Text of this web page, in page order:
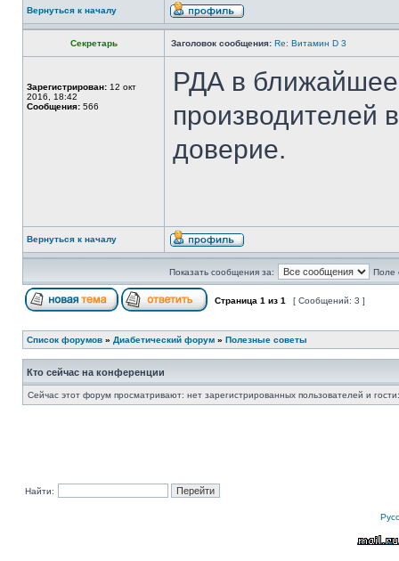
Вернуться к началу
Секретарь Заголовок сообщения: Re: Витамин D 3
Зарегистрирован: 12 окт
2016, 18:42
Сообщения: 566
РДА в ближайшее
производителей
доверие.
Вернуться к началу
Показать сообщения за: Поле
Страница 1 из 1 [ Сообщений: 3 ]
Список форумов » Диабетический форум » Полезные советы
Кто сейчас на конференции
Сейчас этот форум просматривают: нет зарегистрированных пользователей и
Найти: